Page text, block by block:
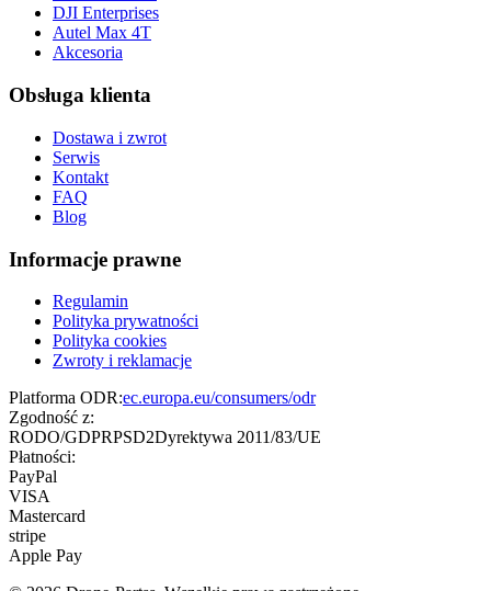
DJI Enterprises
Autel Max 4T
Akcesoria
Obsługa klienta
Dostawa i zwrot
Serwis
Kontakt
FAQ
Blog
Informacje prawne
Regulamin
Polityka prywatności
Polityka cookies
Zwroty i reklamacje
Platforma ODR:ec.europa.eu/consumers/odr
Zgodność z:
RODO/GDPRPSD2Dyrektywa 2011/83/UE
Płatności:
PayPal
VISA
Mastercard
stripe
Apple Pay